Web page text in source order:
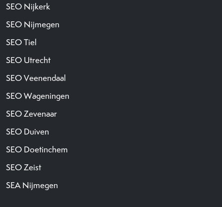
SEO Nijkerk
SEO Nijmegen
SEO Tiel
SEO Utrecht
SEO Veenendaal
SEO Wageningen
SEO Zevenaar
SEO Duiven
SEO Doetinchem
SEO Zeist
SEA Nijmegen